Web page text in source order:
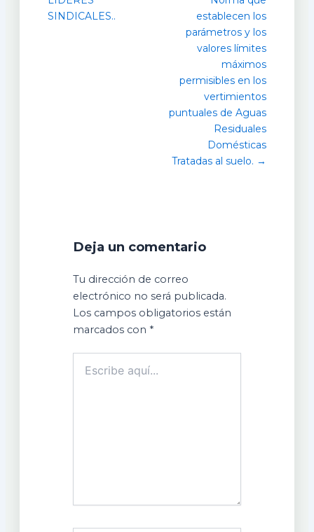
SINDICALES..
establecen los
parámetros y los
valores límites
máximos
permisibles en los
vertimientos
puntuales de Aguas
Residuales
Domésticas
Tratadas al suelo. →
Deja un comentario
Tu dirección de correo
electrónico no será publicada.
Los campos obligatorios están
marcados con *
aquí...